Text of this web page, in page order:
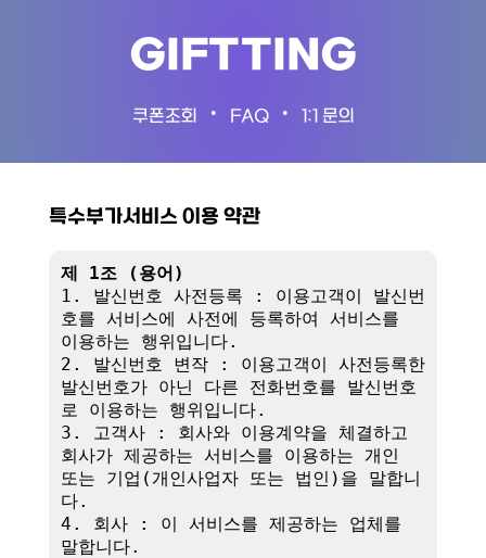
GIFTTING
쿠폰조회 • FAQ • 1:1 문의
특수부가서비스 이용 약관
제 1조 (용어)
1. 발신번호 사전등록 : 이용고객이 발신번
호를 서비스에 사전에 등록하여 서비스를
이용하는 행위입니다.
2. 발신번호 변작 : 이용고객이 사전등록한
발신번호가 아닌 다른 전화번호를 발신번호
로 이용하는 행위입니다.
3. 고객사 : 회사와 이용계약을 체결하고
회사가 제공하는 서비스를 이용하는 개인
또는 기업(개인사업자 또는 법인)을 말합니
다.
4. 회사 : 이 서비스를 제공하는 업체를
말합니다.